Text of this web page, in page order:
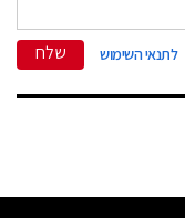
לתנאי השימוש שלח